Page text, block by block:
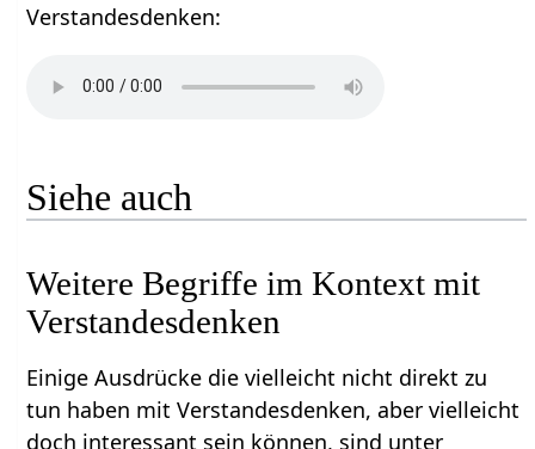
Verstandesdenken‏‎:
Siehe auch
Weitere Begriffe im Kontext mit
Einige Ausdrücke die vielleicht nicht direkt zu
tun haben mit Verstandesdenken‏‎, aber vielleicht
doch interessant sein können, sind unter